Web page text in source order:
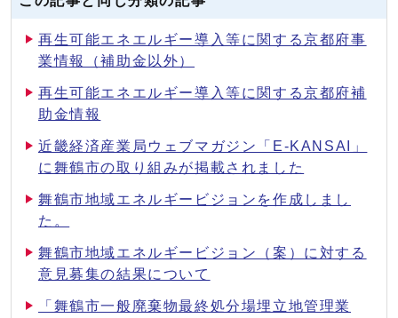
再生可能エネエルギー導入等に関する京都府事
業情報（補助金以外）
再生可能エネエルギー導入等に関する京都府補
助金情報
近畿経済産業局ウェブマガジン「E-KANSAI」
に舞鶴市の取り組みが掲載されました
舞鶴市地域エネルギービジョンを作成しまし
た。
舞鶴市地域エネルギービジョン（案）に対する
意見募集の結果について
「舞鶴市一般廃棄物最終処分場埋立地管理業